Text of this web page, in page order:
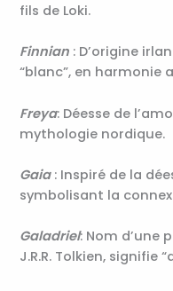
fils de Loki.
Finnian : D’origine
“blanc”, en harmonie
Freya: Déesse de
mythologie nordique.
Gaia: Inspiré de la
symbolisant la
Galadriel: Nom d’une
J.R.R. Tolkien, signifie